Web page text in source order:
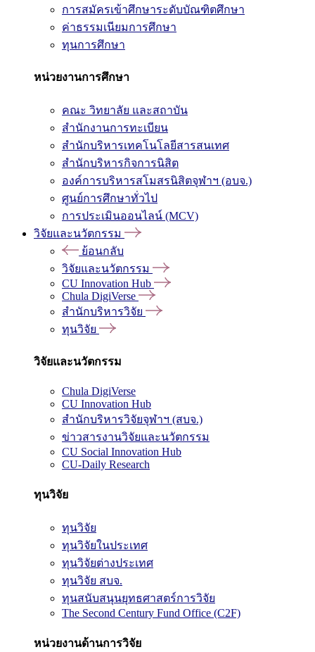
การสมัครเข้าศึกษาระดับบัณฑิตศึกษา
ค่าธรรมเนียมการศึกษา
ทุนการศึกษา
หน่วยงานการศึกษา
คณะ วิทยาลัย และสถาบัน
สำนักงานการทะเบียน
สำนักบริหารเทคโนโลยีสารสนเทศ
สำนักบริหารกิจการนิสิต
องค์การบริหารสโมสรนิสิตจุฬาฯ (อบจ.)
ศูนย์การศึกษาทั่วไป
การประเมินออนไลน์ (MCV)
วิจัยและนวัตกรรม
ย้อนกลับ
วิจัยและนวัตกรรม
CU Innovation Hub
Chula DigiVerse
สำนักบริหารวิจัย
ทุนวิจัย
วิจัยและนวัตกรรม
Chula DigiVerse
CU Innovation Hub
สำนักบริหารวิจัยจุฬาฯ (สบจ.)
ข่าวสารงานวิจัยและนวัตกรรม
CU Social Innovation Hub
CU-Daily Research
ทุนวิจัย
ทุนวิจัย
ทุนวิจัยในประเทศ
ทุนวิจัยต่างประเทศ
ทุนวิจัย สบจ.
ทุนสนับสนุนยุทธศาสตร์การวิจัย
The Second Century Fund Office (C2F)
หน่วยงานด้านการวิจัย